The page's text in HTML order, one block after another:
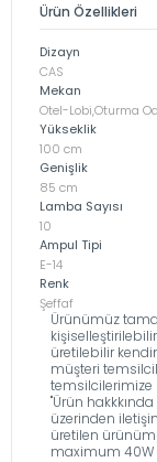
Ürün Özellikleri
Dizayn
CAS
Mekan
Otel-Lobi,Oturma
Yükseklik
100 cm
Genişlik
85 cm
Lamba Sayısı
10
Ampul Tipi
E-14
Renk
Şeffaf
Ürünümüz
üretilebilir
müşteri
''Ürün
üzerinden
üretilen
maximum 40W